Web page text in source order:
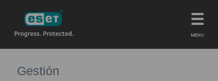
MENU
Gestión